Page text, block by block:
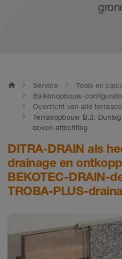
home Service
Tools en
Balkonopbouw-
Overzicht van alle
Terrasopbouw B.3:
boven afdichting
DITRA-DRAIN als
drainage en
BEKOTEC-DRAIN-
TROBA-PLUS-